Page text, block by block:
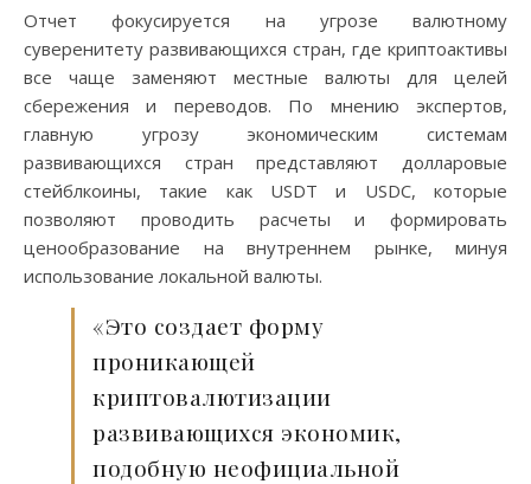
Отчет фокусируется на угрозе валютному
суверенитету развивающихся стран, где криптоактивы
все чаще заменяют местные валюты для целей
сбережения и переводов. По мнению экспертов,
главную угрозу экономическим системам
развивающихся стран представляют долларовые
стейблкоины, такие как USDT и USDC, которые
позволяют проводить расчеты и формировать
ценообразование на внутреннем рынке, минуя
использование локальной валюты.
«Это создает форму
проникающей
криптовалютизации
развивающихся экономик,
подобную неофициальной